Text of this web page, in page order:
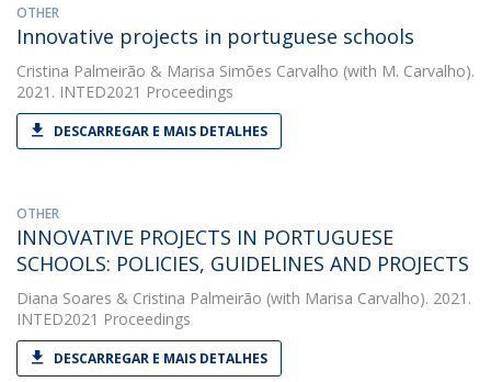
OTHER
Innovative projects in portuguese schools
Cristina Palmeirão & Marisa Simões Carvalho (with M. Carvalho).
2021. INTED2021 Proceedings
DESCARREGAR E MAIS DETALHES
OTHER
INNOVATIVE PROJECTS IN PORTUGUESE
SCHOOLS: POLICIES, GUIDELINES AND PROJECTS
Diana Soares & Cristina Palmeirão (with Marisa Carvalho). 2021.
INTED2021 Proceedings
DESCARREGAR E MAIS DETALHES